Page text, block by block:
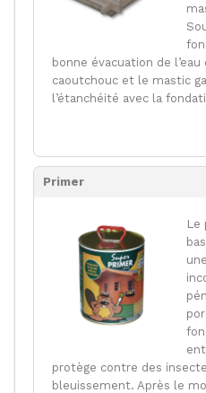
bonne évacuation de
caoutchouc et le mastic
l’étanchéité avec la
Primer
Le
protège contre des
bleuissement. Après le